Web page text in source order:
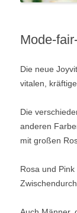
Mode-
Die neue
vitalen,
Die
anderen
mit großen
Rosa und